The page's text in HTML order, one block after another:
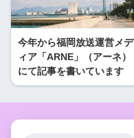
今年から福岡放送運営メデ
ィア「ARNE」（アーネ）
にて記事を書いています